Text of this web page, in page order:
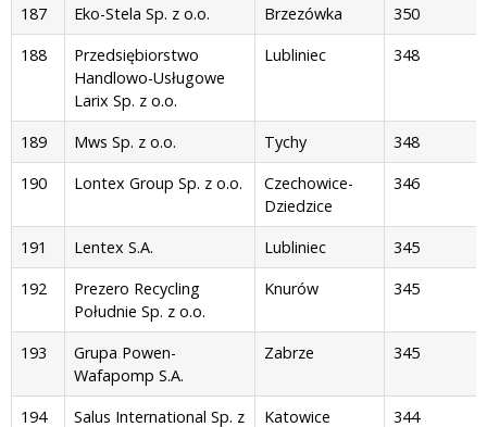
187 Eko-Stela Sp. z o.o. Brzezówka
350
188
Przedsiębiorstwo
Handlowo-Usługowe
Larix Sp. z o.o.
Lubliniec 348
189 Mws Sp. z o.o. Tychy
348
190
Lontex Group Sp. z o.o.
Czechowice-
Dziedzice
346
191 Lentex S.A. Lubliniec
345
192
Prezero Recycling
Południe Sp. z o.o.
Knurów 345
193
Grupa Powen-
Wafapomp S.A.
Zabrze 345
194
Salus International Sp. z
Katowice 344